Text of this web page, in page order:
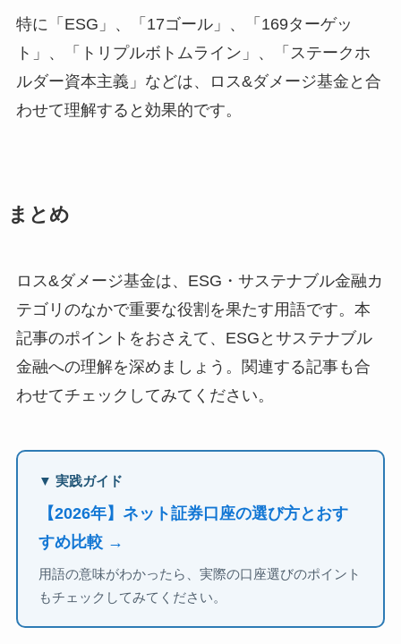
特に「ESG」、「17ゴール」、「169ターゲッ
ト」、「トリプルボトムライン」、「ステークホ
ルダー資本主義」などは、ロス&ダメージ基金と合
わせて理解すると効果的です。
まとめ
ロス&ダメージ基金は、ESG・サステナブル金融カ
テゴリのなかで重要な役割を果たす用語です。本
記事のポイントをおさえて、ESGとサステナブル
金融への理解を深めましょう。関連する記事も合
わせてチェックしてみてください。
▼ 実践ガイド
【2026年】ネット証券口座の選び方とおす
すめ比較 →
用語の意味がわかったら、実際の口座選びのポイント
もチェックしてみてください。